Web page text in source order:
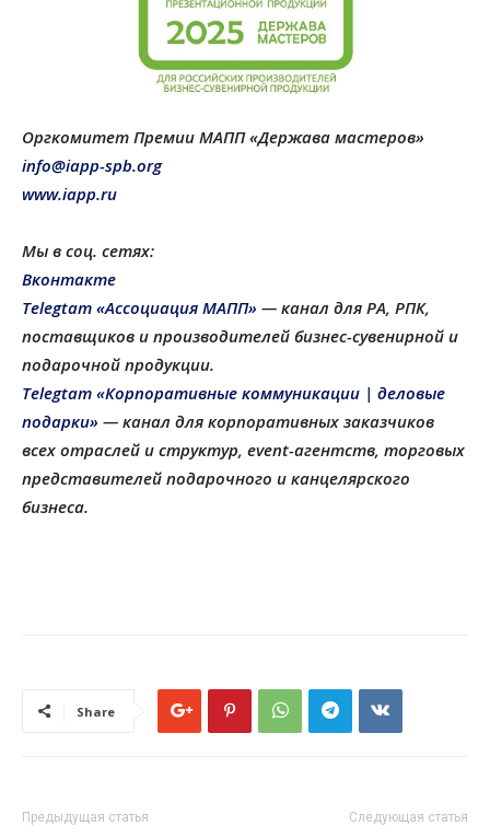
Оргкомитет Премии МАПП «Держава мастеров»
info@iapp-spb.org
www.iapp.ru
Мы в соц. сетях:
Вконтакте
Telegtam «Ассоциация МАПП» — канал для РА, РПК,
поставщиков и производителей бизнес-сувенирной и
подарочной продукции.
Telegtam «Корпоративные коммуникации | деловые
подарки» — канал для корпоративных заказчиков
всех отраслей и структур, еvent-агентств, торговых
представителей подарочного и канцелярского
бизнеса.
Share
Предыдущая статья Следующая статья